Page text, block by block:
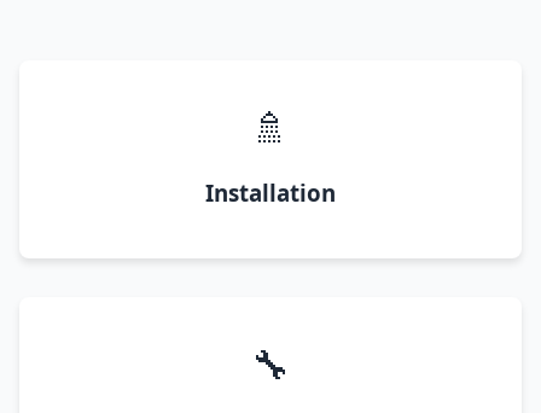
🚿
Installation
🔧